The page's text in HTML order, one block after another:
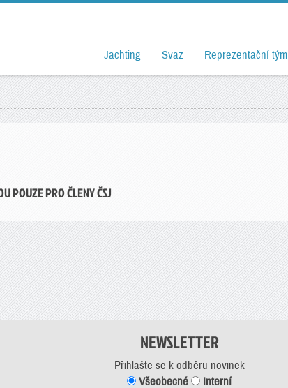
Jachting Svaz Reprezentační tým
POUZE PRO ČLENY ČSJ
NEWSLETTER
Přihlašte se k odběru novinek
Všeobecné
Interní